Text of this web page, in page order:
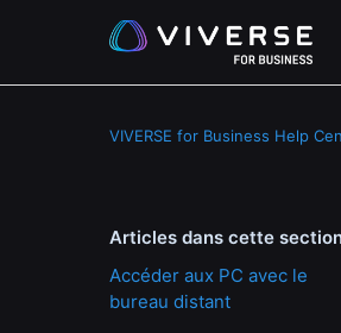
VIVERSE for Business Help
Articles dans cette
Accéder aux PC avec le
bureau distant